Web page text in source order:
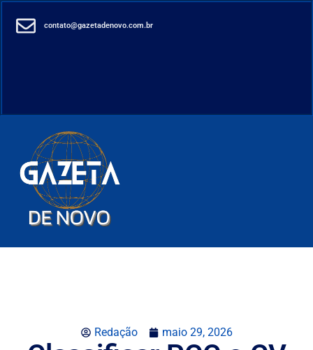
contato@gazetadenovo.com.br
Redação maio 29, 2026